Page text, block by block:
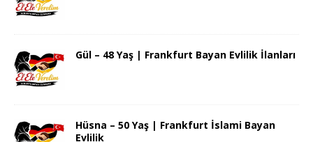
Gül – 48 Yaş | Frankfurt Bayan Evlilik İlanları
Hüsna – 50 Yaş | Frankfurt İslami Bayan
Evlilik